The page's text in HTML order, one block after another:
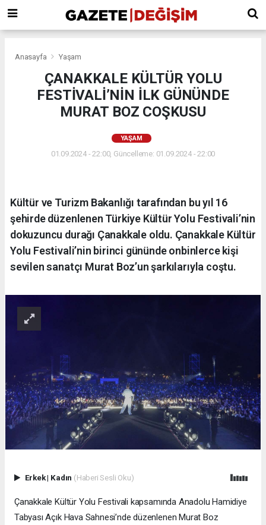
Anasayfa Yaşam
ÇANAKKALE KÜLTÜR YOLU
FESTİVALİ’NİN İLK GÜNÜNDE
MURAT BOZ COŞKUSU
YAŞAM
01.09.2024 - 22:00, Güncelleme: 01.09.2024 - 22:00
Kültür ve Turizm Bakanlığı tarafından bu yıl 16
şehirde düzenlenen Türkiye Kültür Yolu Festivali’nin
dokuzuncu durağı Çanakkale oldu. Çanakkale Kültür
Yolu Festivali’nin birinci gününde onbinlerce kişi
sevilen sanatçı Murat Boz’un şarkılarıyla coştu.
Erkek| Kadın (Haberi Sesli Oku)
Çanakkale Kültür Yolu Festivali kapsamında Anadolu Hamidiye
Tabyası Açık Hava Sahnesi’nde düzenlenen Murat Boz